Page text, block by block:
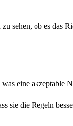
sehen, ob es das
eine akzeptable
sie die Regeln